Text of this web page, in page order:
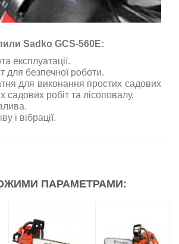
Sadko GCS-560E:
експлуатації.
для безпечної роботи.
для виконання простих садових
садових робіт та лісоповалу.
і вібрації.
ПАРАМЕТРАМИ: